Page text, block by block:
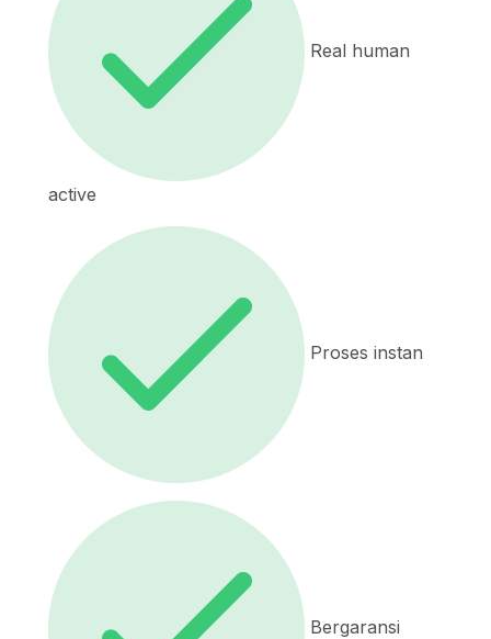
Real human
active
Proses instan
Bergaransi